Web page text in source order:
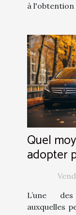
à l'obtention
Quel
adopter
L’une
auxquelles